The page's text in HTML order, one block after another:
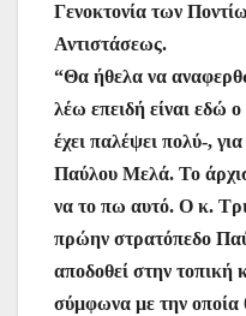
Γενοκτονία των
Αντιστάσεως.
“Θα ήθελα να
λέω επειδή είναι εδώ
έχει παλέψει πολύ-,
Παύλου Μελά. Το
να το πω αυτό. Ο κ.
πρώην στρατόπεδο
αποδοθεί στην τοπική
σύμφωνα με την